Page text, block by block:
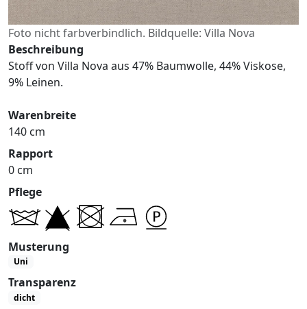
Foto nicht farbverbindlich. Bildquelle: Villa Nova
Beschreibung
Stoff von Villa Nova aus 47% Baumwolle, 44% Viskose,
9% Leinen.
Warenbreite
140 cm
Rapport
0 cm
Pflege
Musterung
Uni
Transparenz
dicht